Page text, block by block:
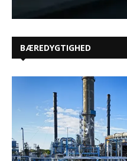
BÆREDYGTIGHED